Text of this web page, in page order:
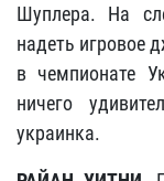
Шуплера. На
надеть игровое
в чемпионате
ничего
украинка.